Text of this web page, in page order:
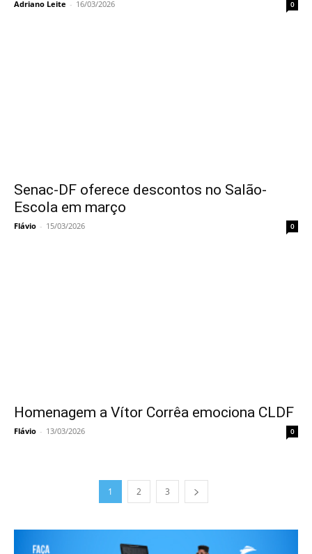
Adriano Leite - 16/03/2026 0
Senac-DF oferece descontos no Salão-
Escola em março
Flávio - 15/03/2026 0
Homenagem a Vítor Corrêa emociona CLDF
Flávio - 13/03/2026 0
1 2 3